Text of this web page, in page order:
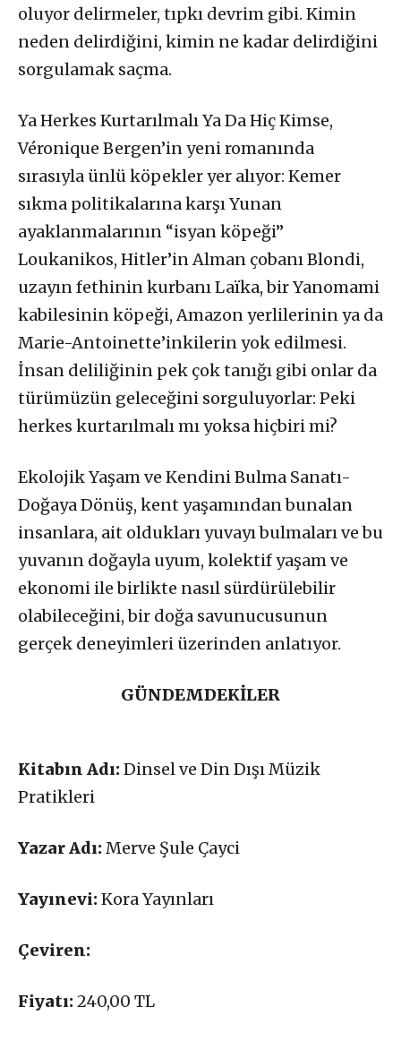
oluyor delirmeler, tıpkı devrim gibi. Kimin
neden delirdiğini, kimin ne kadar delirdiğini
sorgulamak saçma.
Ya Herkes Kurtarılmalı Ya Da Hiç Kimse,
Véronique Bergen’in yeni romanında
sırasıyla ünlü köpekler yer alıyor: Kemer
sıkma politikalarına karşı Yunan
ayaklanmalarının “isyan köpeği”
Loukanikos, Hitler’in Alman çobanı Blondi,
uzayın fethinin kurbanı Laïka, bir Yanomami
kabilesinin köpeği, Amazon yerlilerinin ya da
Marie-Antoinette’inkilerin yok edilmesi.
İnsan deliliğinin pek çok tanığı gibi onlar da
türümüzün geleceğini sorguluyorlar: Peki
herkes kurtarılmalı mı yoksa hiçbiri mi?
Ekolojik Yaşam ve Kendini Bulma Sanatı-
Doğaya Dönüş, kent yaşamından bunalan
insanlara, ait oldukları yuvayı bulmaları ve bu
yuvanın doğayla uyum, kolektif yaşam ve
ekonomi ile birlikte nasıl sürdürülebilir
olabileceğini, bir doğa savunucusunun
gerçek deneyimleri üzerinden anlatıyor.
GÜNDEMDEKİLER
Kitabın Adı:Dinsel ve Din Dışı Müzik
Pratikleri
Yazar Adı:Merve Şule Çayci
Yayınevi:Kora Yayınları
Çeviren:
Fiyatı:240,00 TL